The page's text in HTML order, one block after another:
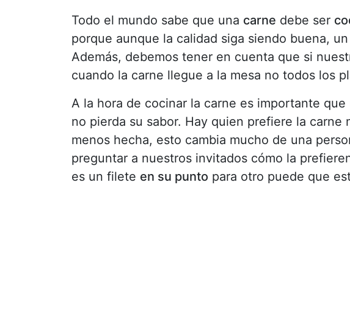
Todo el mundo sabe que una carne debe ser
porque aunque la calidad siga siendo buena,
Además, debemos tener en cuenta que si
cuando la carne llegue a la mesa no todos los
A la hora de cocinar la carne es importante
no pierda su sabor. Hay quien prefiere la carne
menos hecha, esto cambia mucho de una
preguntar a nuestros invitados cómo la
es un filete en su punto para otro puede que